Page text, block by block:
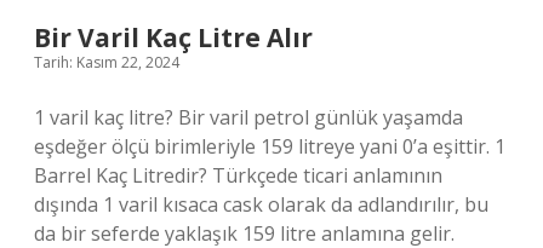
Bir Varil Kaç Litre Alır
Tarih: Kasım 22, 2024
1 varil kaç litre? Bir varil petrol günlük yaşamda
eşdeğer ölçü birimleriyle 159 litreye yani 0’a eşittir. 1
Barrel Kaç Litredir? Türkçede ticari anlamının
dışında 1 varil kısaca cask olarak da adlandırılır, bu
da bir seferde yaklaşık 159 litre anlamına gelir.